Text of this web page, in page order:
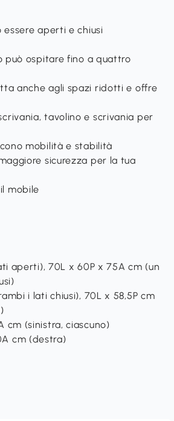
aperti e chiusi
può ospitare fino a quattro
anche agli spazi ridotti e offre
tavolino e scrivania per
mobilità e stabilità
sicurezza per la tua
mobile
aperti), 70L x 60P x 75A cm (un
i lati chiusi), 70L x 58,5P cm
cm (sinistra, ciascuno)
cm (destra)